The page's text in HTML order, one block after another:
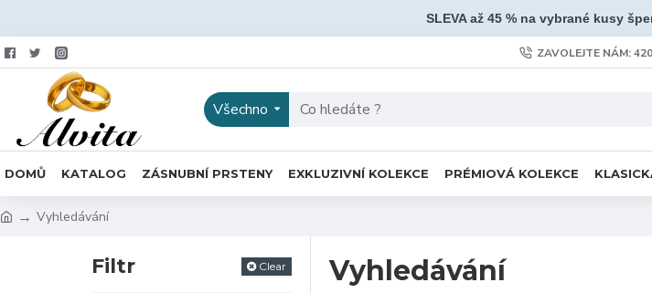
SLEVA až 45 % na vybrané kusy
ZAVOLEJTE NÁM:
Všechno
DOMŮ KATALOG ZÁSNUBNÍ PRSTENY EXKLUZIVNÍ KOLEKCE PRÉMIOVÁ KOLEKCE
Vyhledávání
Filtr Clear Vyhledávání